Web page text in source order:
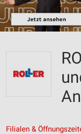
Filialen &